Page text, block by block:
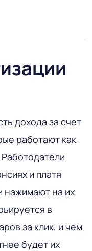
дохода за счет
работают как
и платя
нажимают на их
в
за клик, и чем
будет их